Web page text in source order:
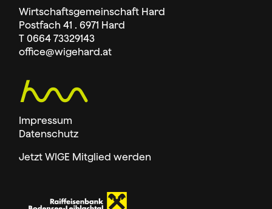
Wirtschaftsgemeinschaft Hard
Postfach 41 . 6971 Hard
T 0664 73329143
office@wigehard.at
Impressum
Datenschutz
Jetzt WIGE Mitglied werden